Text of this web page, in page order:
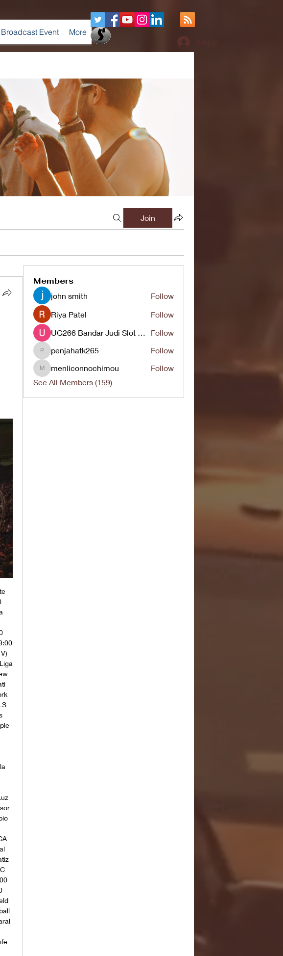
Event More
Join
Club Star+ GolTV 16:30 La Luz FC Liverpool FC Star+ GolTV 19:00 Montevideo Wanderers Cerro Largo Star+ GolTV CONCACAF Nations League 16:00 Puerto Ri
Members
john smith
Follow
Riya Patel
Follow
UG266 Bandar Judi Slot Online Live RTP Slot Gacor Tertinggi
Follow
penjahatk265
penjahatk265 Follow
menliconnochimou
menliconnochimou
Follow
See All Members (159)